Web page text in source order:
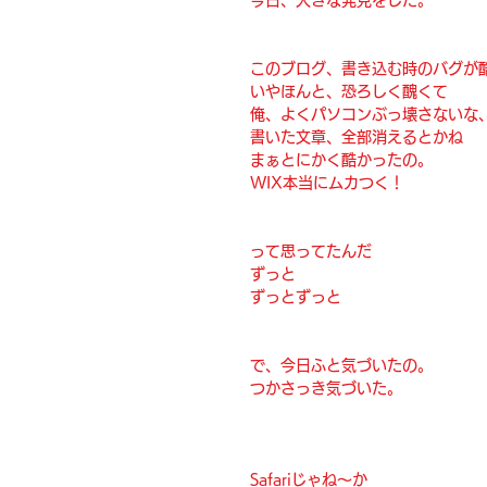
このブログ、書き込む時のバグが
いやほんと、恐ろしく醜くて
俺、よくパソコンぶっ壊さないな
書いた文章、全部消えるとかね
まぁとにかく酷かったの。
WIX本当にムカつく！
って思ってたんだ
ずっと
ずっとずっと
で、今日ふと気づいたの。
つかさっき気づいた。
Safariじゃね〜か